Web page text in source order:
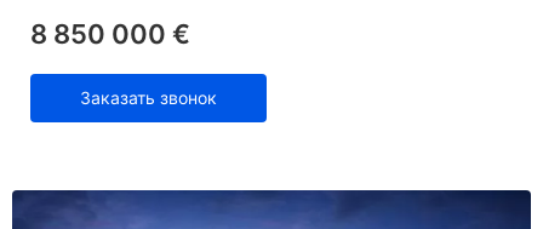
8 850 000 €
Заказать звонок